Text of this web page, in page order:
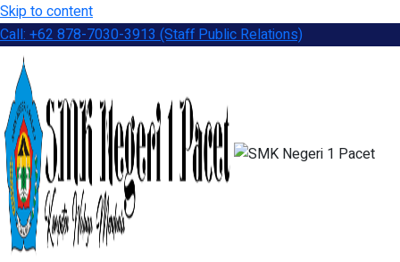
Skip to content
Call: +62 878-7030-3913 (Staff Public Relations)